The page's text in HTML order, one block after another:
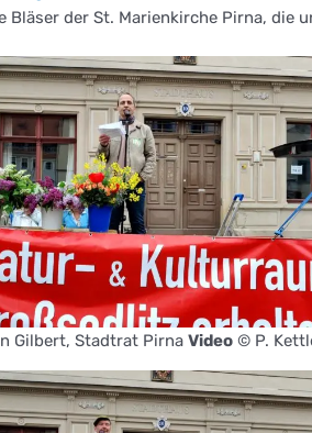
Bläser der St. Marienkirche Pirna, die
Gilbert, Stadtrat Pirna Video © P.